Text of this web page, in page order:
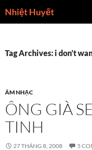
toNhiệt Huyết
Tag Archives: i don’t
ÂM NHẠC
ÔNG GIÀ
TINH
27 THÁNG 8, 2008 5